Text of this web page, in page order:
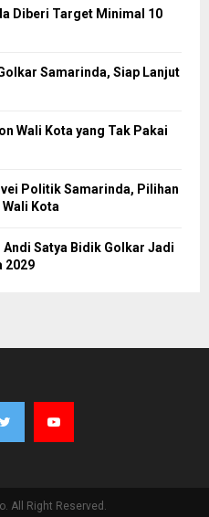
Diberi Target Minimal 10
Samarinda, Siap Lanjut
Wali Kota yang Tak Pakai
Politik Samarinda, Pilihan
Kota
Satya Bidik Golkar Jadi
2029
All Right Reserved.